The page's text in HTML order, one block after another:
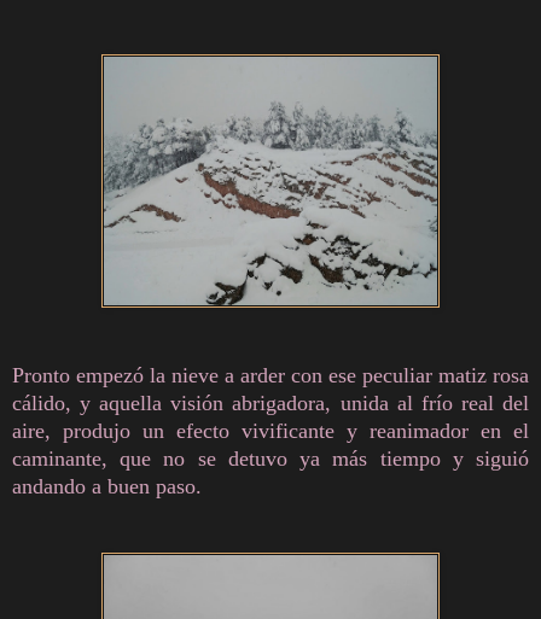
Pronto empezó la nieve a arder con ese peculiar matiz rosa
cálido, y aquella visión abrigadora, unida al frío real del
aire, produjo un efecto vivificante y reanimador en el
caminante, que no se detuvo ya más tiempo y siguió
andando a buen paso.